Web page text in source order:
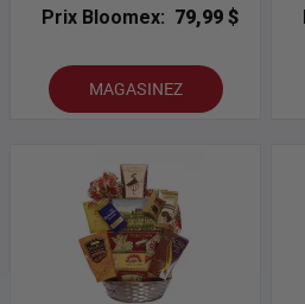
Prix Bloomex: 79,99 $
MAGASINEZ